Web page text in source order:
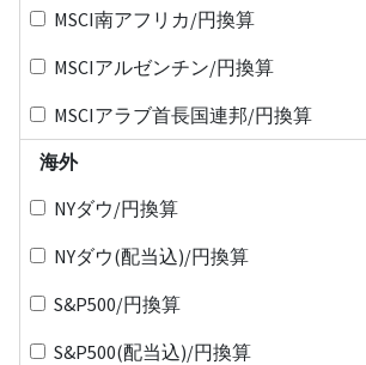
MSCI南アフリカ/円換算
MSCIアルゼンチン/円換算
MSCIアラブ首長国連邦/円換算
海外
NYダウ/円換算
NYダウ(配当込)/円換算
S&P500/円換算
S&P500(配当込)/円換算